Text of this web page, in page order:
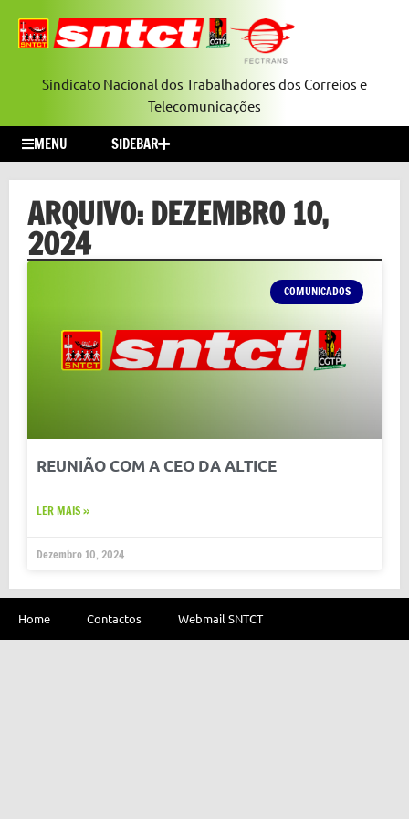
Sindicato Nacional dos Trabalhadores dos Correios e
Telecomunicações
MENU SIDEBAR
ARQUIVO: DEZEMBRO 10,
2024
COMUNICADOS
REUNIÃO COM A CEO DA ALTICE
LER MAIS »
Dezembro 10, 2024
Home Contactos Webmail SNTCT